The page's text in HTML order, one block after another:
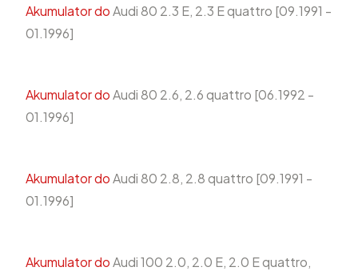
Akumulator doAudi 80 2.3 E, 2.3 E quattro [09.1991 -
01.1996]
Akumulator doAudi 80 2.6, 2.6 quattro [06.1992 -
01.1996]
Akumulator doAudi 80 2.8, 2.8 quattro [09.1991 -
01.1996]
Akumulator doAudi 100 2.0, 2.0 E, 2.0 E quattro,